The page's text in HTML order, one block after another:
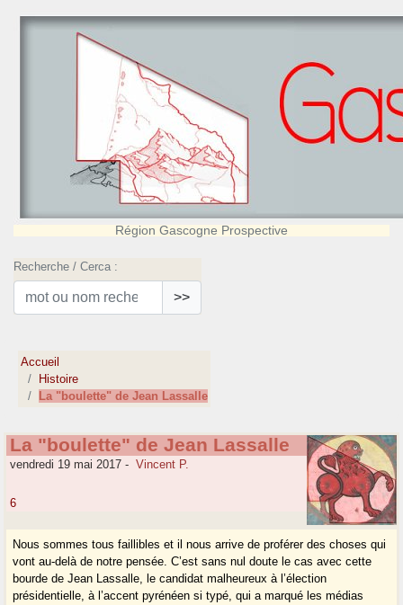
Région Gascogne Prospective
Recherche / Cerca :
>>
Accueil
Histoire
La "boulette" de Jean Lassalle
La "boulette" de Jean Lassalle
vendredi 19 mai 2017 - Vincent P.
6
Nous sommes tous faillibles et il nous arrive de proférer des choses qui
vont au-delà de notre pensée. C’est sans nul doute le cas avec cette
bourde de Jean Lassalle, le candidat malheureux à l’élection
présidentielle, à l’accent pyrénéen si typé, qui a marqué les médias